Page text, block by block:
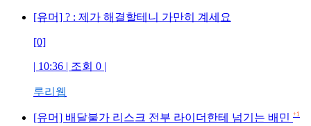
[유머] ? : 제가 해결할테니 가만히 계세요
[0]
| 10:36 | 조회 0 |
루리웹
[유머] 배달불가 리스크 전부 라이더한테 넘기는 배민 +1